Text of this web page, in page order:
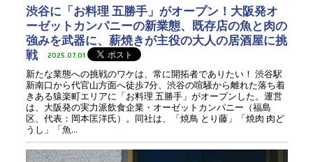
渋谷に「お料理 五勝手」がオープン！大阪発オ
ーゼットカンパニーの新業態、既存店の魚と肉の
強みを武器に、薪焼きが主役の大人の居酒屋に挑
戦
2025.07.01
新たな業態への挑戦のワケは、常に開拓者でありたい！ 渋谷駅
新南口から代官山方面へ徒歩7分、渋谷の喧騒から離れた落ち着
きある猿楽町エリアに「お料理 五勝手」がオープンした。運営
は、大阪発の実力派飲食企業・オーゼットカンパニー（福島
区、代表：岡本匡洋氏）。同社は、「焼鳥 とり藤」「焼肉 肉ど
うし」「魚...